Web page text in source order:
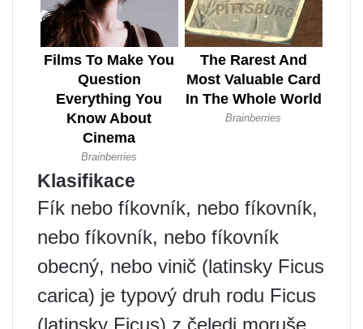
Klasifikace
Fík nebo fíkovník, nebo fíkovník,
nebo fíkovník, nebo fíkovník
obecný, nebo vinič (latinsky Ficus
carica) je typový druh rodu Ficus
(latinsky Ficus) z čeledi moruše